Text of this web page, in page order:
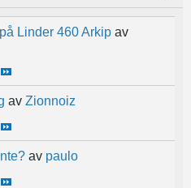
Linder 460 Arkip av
av Zionnoiz
av paulo